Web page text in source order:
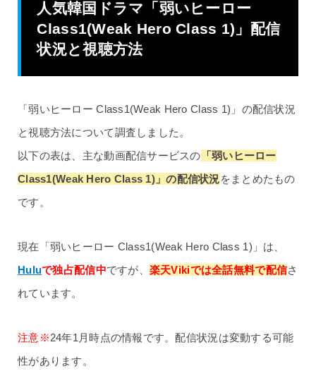
人気韓国ドラマ「弱いヒーロー
Class1(Weak Hero Class 1)」配信
状況と視聴方法
「弱いヒーロー Class1(Weak Hero Class 1)」の配信状況
と視聴方法について調査しました。
以下の表は、主な動画配信サービスの 「弱いヒーロー
Class1(Weak Hero Class 1)」の配信状況をまとめたもの
です。
現在「弱いヒーロー Class1(Weak Hero Class 1)」は、
Huluで独占配信中ですが、 楽天Vikiでは全話無料で配信さ
れています。
注意※24年1月時点の情報です。配信状況は変動する可能
性があります。